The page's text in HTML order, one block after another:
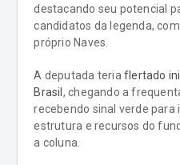
destacando seu potencial
candidatos da legenda,
próprio Naves.
A deputada teria flertado
Brasil , chegando a
recebendo sinal verde para
estrutura e recursos do
a coluna.